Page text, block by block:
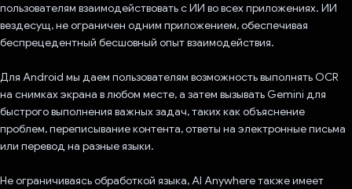
пользователям взаимодействовать с ИИ во всех приложениях. ИИ
вездесущ, не ограничен одним приложением, обеспечивая
беспрецедентный бесшовный опыт взаимодействия.
Для Android мы даем пользователям возможность выполнять OCR
на снимках экрана в любом месте, а затем вызывать Gemini для
быстрого выполнения важных задач, таких как объяснение
проблем, переписывание контента, ответы на электронные письма
или перевод на разные языки.
Не ограничиваясь обработкой языка, AI Anywhere также имеет